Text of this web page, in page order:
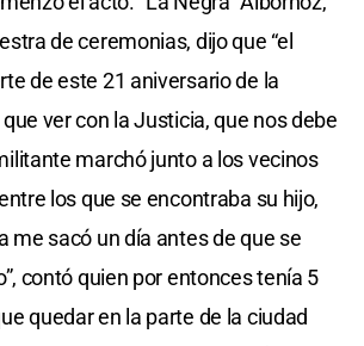
de ceremonias, dijo que “el
de este 21 aniversario de la
ver con la Justicia, que nos debe
marchó junto a los vecinos
los que se encontraba su hijo,
me sacó un día antes de que se
contó quien por entonces tenía 5
quedar en la parte de la ciudad